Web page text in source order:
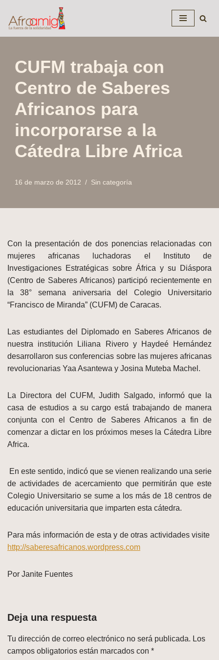
Saltar
al
CUFM trabaja con
Centro de Saberes
Africanos para
incorporarse a la
Cátedra Libre Africa
16 de marzo de 2012 Sin categoría
Con la presentación de dos ponencias relacionadas con
mujeres africanas luchadoras
el Instituto de
Investigaciones Estratégicas sobre África y su Diáspora
(Centro de Saberes Africanos) participó recientemente en
la 38° semana aniversaria del Colegio Universitario
“Francisco de Miranda” (CUFM) de Caracas.
Las estudiantes del Diplomado en Saberes Africanos de
nuestra institución Liliana Rivero y Haydeé Hernández
desarrollaron sus conferencias sobre las mujeres africanas
revolucionarias Yaa Asantewa y Josina Muteba Machel.
La Directora del CUFM, Judith Salgado, informó que la
casa de estudios a su cargo está trabajando de manera
conjunta con el Centro de Saberes Africanos a fin de
comenzar a dictar en los próximos meses la Cátedra Libre
Africa.
En este sentido, indicó que se vienen realizando una serie
de actividades de acercamiento que permitirán que este
Colegio Universitario se sume a los más de 18 centros de
educación universitaria que imparten esta cátedra.
Para más información de esta y de otras actividades visite
http://saberesafricanos.wordpress.com
Por Janite Fuentes
Deja una respuesta
Tu dirección de correo electrónico no será publicada. Los
campos obligatorios están marcados con *